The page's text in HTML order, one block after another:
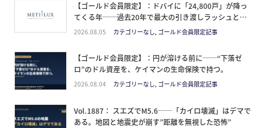
【ゴールド会員限定】：ドバイに「24,800戸」が降っ
てくる年──過去20年で最大の引き渡しラッシュと、
ミサイルが崩した“安全神話”。2027年の供給ピーク
2026.08.05 カテゴリーなし, ゴールド会員限定記事
【ゴールド会員限定】：円が溶ける前に──“下落ゼ
ロ”のドル資産を、ケイマンの生命保険で持つ。
2026.08.04 カテゴリーなし, ゴールド会員限定記事
Vol.1887： スエズでM5.6──「カイロ壊滅」はデマで
ある。地図と地震史が崩す”距離を無視した恐怖”